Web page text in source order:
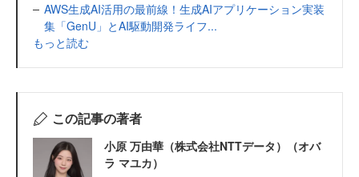
AWS生成AI活用の最前線！生成AIアプリケーション実装
集「GenU」とAI駆動開発ライフ...
もっと読む
この記事の著者
小原 万由華（株式会社NTTデータ）（オバ
ラ マユカ）